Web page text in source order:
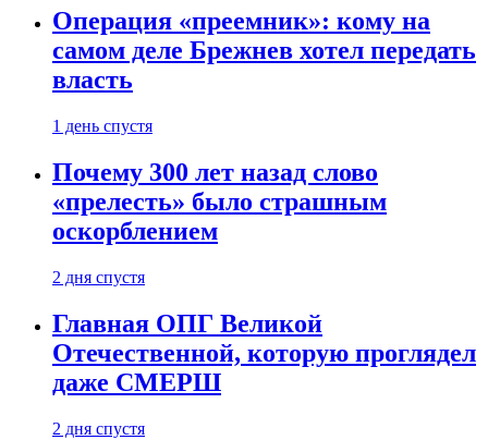
Операция «преемник»: кому на
самом деле Брежнев хотел передать
власть
1 день спустя
Почему 300 лет назад слово
«прелесть» было страшным
оскорблением
2 дня спустя
Главная ОПГ Великой
Отечественной, которую проглядел
даже СМЕРШ
2 дня спустя